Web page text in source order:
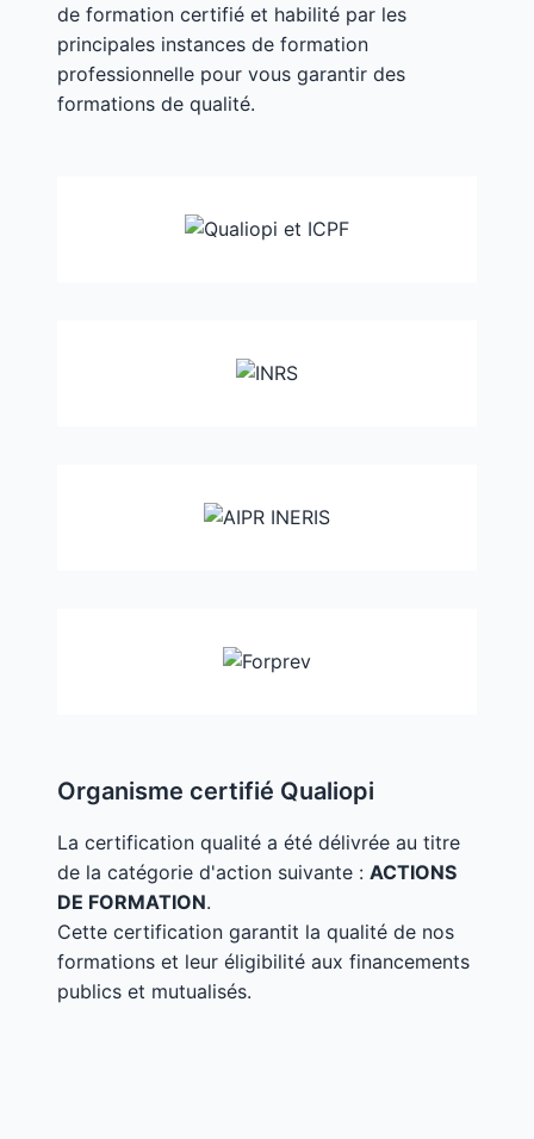
de formation certifié et habilité par les
principales instances de formation
professionnelle pour vous garantir des
formations de qualité.
Organisme certifié Qualiopi
La certification qualité a été délivrée au titre
de la catégorie d'action suivante : ACTIONS
DE FORMATION.
Cette certification garantit la qualité de nos
formations et leur éligibilité aux financements
publics et mutualisés.